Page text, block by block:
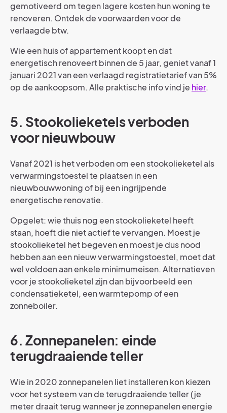
gemotiveerd om tegen lagere kosten hun woning te
renoveren. Ontdek de voorwaarden voor de
verlaagde btw.
Wie een huis of appartement koopt en dat
energetisch renoveert binnen de 5 jaar, geniet vanaf 1
januari 2021 van een verlaagd registratietarief van 5%
op de aankoopsom. Alle praktische info vind je hier.
5. Stookolieketels verboden
voor nieuwbouw
Vanaf 2021 is het verboden om een stookolieketel als
verwarmingstoestel te plaatsen in een
nieuwbouwwoning of bij een ingrijpende
energetische renovatie.
Opgelet: wie thuis nog een stookolieketel heeft
staan, hoeft die niet actief te vervangen. Moest je
stookolieketel het begeven en moest je dus nood
hebben aan een nieuw verwarmingstoestel, moet dat
wel voldoen aan enkele minimumeisen. Alternatieven
voor je stookolieketel zijn dan bijvoorbeeld een
condensatieketel, een warmtepomp of een
zonneboiler.
6. Zonnepanelen: einde
terugdraaiende teller
Wie in 2020 zonnepanelen liet installeren kon kiezen
voor het systeem van de terugdraaiende teller (je
meter draait terug wanneer je zonnepanelen energie